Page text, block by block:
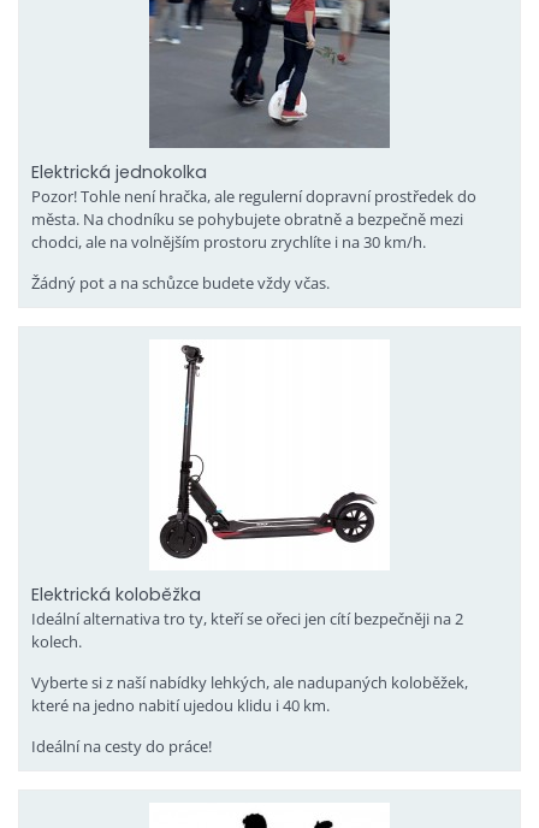
Elektrická jednokolka
Pozor! Tohle není hračka, ale regulerní dopravní prostředek do
města. Na chodníku se pohybujete obratně a bezpečně mezi
chodci, ale na volnějším prostoru zrychlíte i na 30 km/h.
Žádný pot a na schůzce budete vždy včas.
Elektrická koloběžka
Ideální alternativa tro ty, kteří se ořeci jen cítí bezpečněji na 2
kolech.
Vyberte si z naší nabídky lehkých, ale nadupaných koloběžek,
které na jedno nabití ujedou klidu i 40 km.
Ideální na cesty do práce!